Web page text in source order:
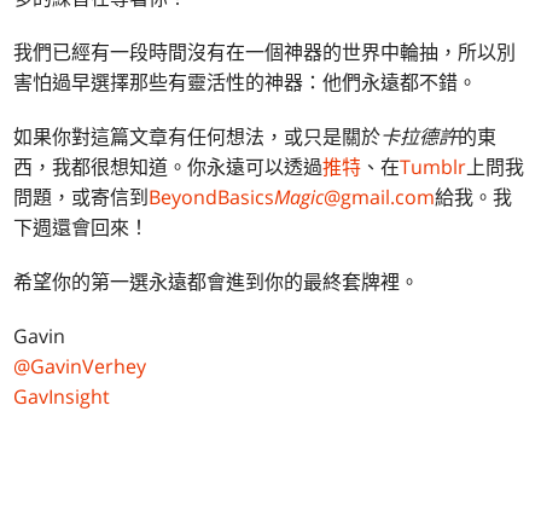
我們已經有一段時間沒有在一個神器的世界中輪抽，所以別
害怕過早選擇那些有靈活性的神器：他們永遠都不錯。
如果你對這篇文章有任何想法，或只是關於卡拉德許的東
西，我都很想知道。你永遠可以透過推特 、在Tumblr上問我
問題，或寄信到BeyondBasicsMagic@gmail.com給我。我
下週還會回來！
希望你的第一選永遠都會進到你的最終套牌裡。
Gavin
@GavinVerhey
GavInsight